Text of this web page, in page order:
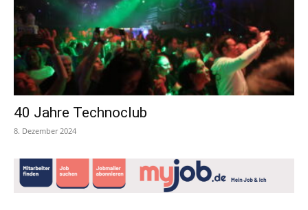
40 Jahre Technoclub
8. Dezember 2024